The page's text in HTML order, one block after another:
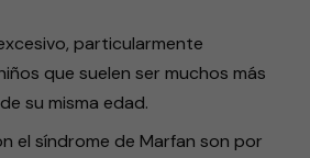
particularmente
que suelen ser muchos más
su misma edad.
el síndrome de Marfan son por